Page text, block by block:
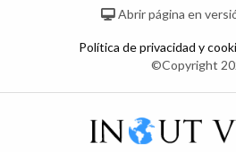
Abrir página en
Política de privacidad y
©Copyright